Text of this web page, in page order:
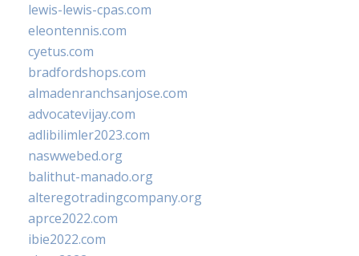
lewis-lewis-cpas.com
eleontennis.com
cyetus.com
bradfordshops.com
almadenranchsanjose.com
advocatevijay.com
adlibilimler2023.com
naswwebed.org
balithut-manado.org
alteregotradingcompany.org
aprce2022.com
ibie2022.com